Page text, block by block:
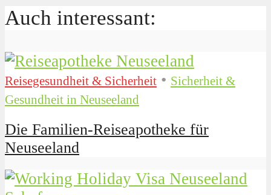
Auch interessant:
Reisegesundheit & Sicherheit • Sicherheit &
Gesundheit in Neuseeland
Die Familien-Reiseapotheke für
Neuseeland